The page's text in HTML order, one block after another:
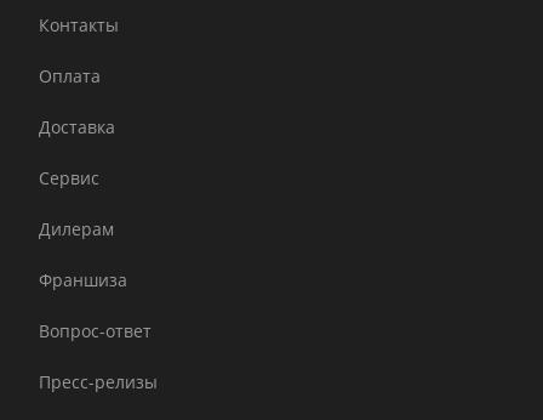
Контакты
Оплата
Доставка
Сервис
Дилерам
Франшиза
Вопрос-ответ
Пресс-релизы